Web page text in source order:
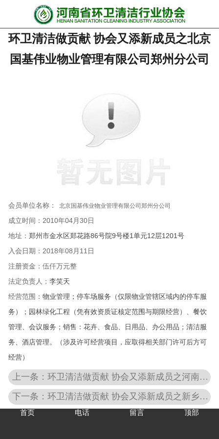
网站首页
协会动态
行业资讯
关于协会
环卫清洁做贡献 协会又添新成员之北京
国基伟业物业管理有限公司郑州分公司
会员单位名称： 北京国基伟业物业管理有限公司郑州分公司
成立时间：2010年04月30日
地址： 郑州市金水区郑花路86号院9号楼1单元12层1201号
入会日期： 2018年08月11日
注册资金：伍仟万元整
法定负责人： 李笑天
经营范围： 物业管理；停车场服务（仅限物业管辖区域内的停车服
务）；园林绿化工程（凭有效资质证核定范围与期限经营）、餐饮
管理、会议服务；销售：花卉、食品、日用品、办公用品；清洁服
务、酒店管理。（涉及许可经营项目，应取得相关部门许可后方可
经营）
上一条：环卫清洁做贡献 协会又添新成员之河南紫东有害生物******有限公司
下一条：环卫清洁做贡献 协会又添新成员之新乡市牧野区厚德保洁有限公司
首页 电话 留言 顶部